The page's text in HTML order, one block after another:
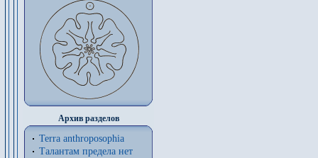
Архив разделов
Terra anthroposophia
Талантам предела нет